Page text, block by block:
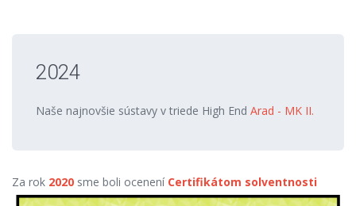
2024
Naše najnovšie sústavy v triede High End Arad - MK II.
Za rok 2020 sme boli ocenení Certifikátom solventnosti